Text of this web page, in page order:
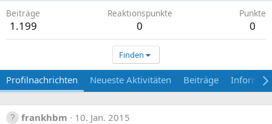
Beiträge
1.199
Reaktionspunkte
0
Punkte
0
Finden
Profilnachrichten Neueste Aktivitäten Beiträge
frankhbm
10. Jan. 2015